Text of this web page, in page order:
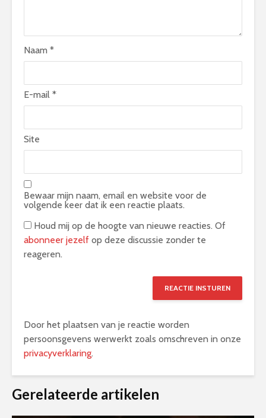
Naam *
E-mail *
Site
Bewaar mijn naam, email en website voor de
volgende keer dat ik een reactie plaats.
Houd mij op de hoogte van nieuwe reacties. Of
abonneer jezelf op deze discussie zonder te
reageren.
Door het plaatsen van je reactie worden
persoonsgevens werwerkt zoals omschreven in onze
privacyverklaring.
Gerelateerde artikelen